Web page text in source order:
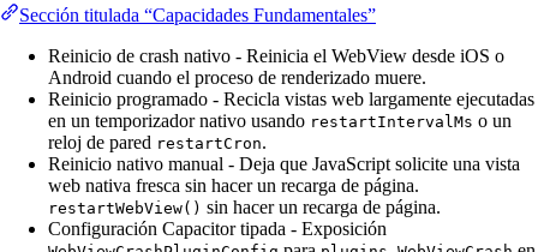
Sección titulada “Capacidades Fundamentales”
Reinicio de crash nativo - Reinicia el WebView desde iOS o
Android cuando el proceso de renderizado muere.
Reinicio programado - Recicla vistas web largamente ejecutadas
en un temporizador nativo usando restartIntervalMs o un
reloj de pared restartCron.
Reinicio nativo manual - Deja que JavaScript solicite una vista
web nativa fresca sin hacer un recarga de página.
restartWebView() sin hacer un recarga de página.
Configuración Capacitor tipada - Exposición